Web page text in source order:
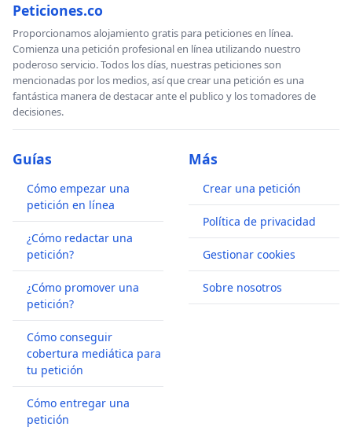
Peticiones.co
Proporcionamos alojamiento gratis para peticiones en línea.
Comienza una petición profesional en línea utilizando nuestro
poderoso servicio. Todos los días, nuestras peticiones son
mencionadas por los medios, así que crear una petición es una
fantástica manera de destacar ante el publico y los tomadores de
decisiones.
Guías
Cómo empezar una
petición en línea
¿Cómo redactar una
petición?
¿Cómo promover una
petición?
Cómo conseguir
cobertura mediática para
tu petición
Cómo entregar una
petición
Más
Crear una petición
Política de privacidad
Gestionar cookies
Sobre nosotros